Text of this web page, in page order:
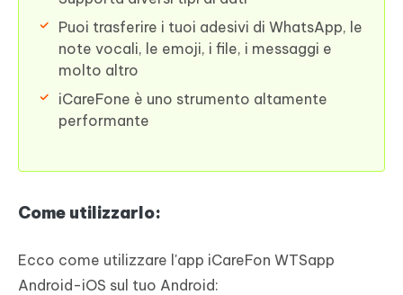
Puoi trasferire i tuoi adesivi di WhatsApp, le
note vocali, le emoji, i file, i messaggi e
molto altro
iCareFone è uno strumento altamente
performante
Come utilizzarlo:
Ecco come utilizzare l'app iCareFon WTSapp
Android-iOS sul tuo Android: